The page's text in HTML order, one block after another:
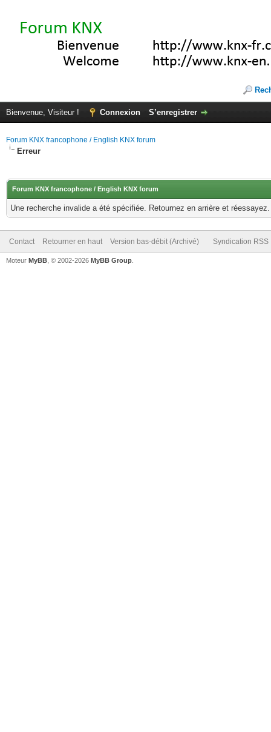
Bienvenue, Visiteur ! Connexion S’enregistrer
Forum KNX francophone / English KNX forum
Erreur
Forum KNX francophone / English KNX forum
Une recherche invalide a été spécifiée. Retournez en arrière et réessayez.
Contact Retourner en haut Version bas-débit (Archivé) Syndication RSS
Moteur MyBB , © 2002-2026 MyBB Group